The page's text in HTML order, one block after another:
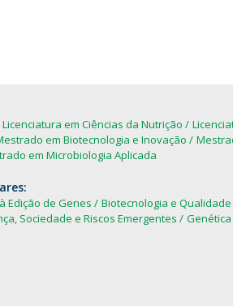
por um dia
de Referência para Materiais &
Licenciatura em Ciências da Nutrição
em Biotecnologia e Inovação
em Microbiologia Aplicada
Edição de Genes Biotecnologia e
Sociedade e Riscos Emergentes